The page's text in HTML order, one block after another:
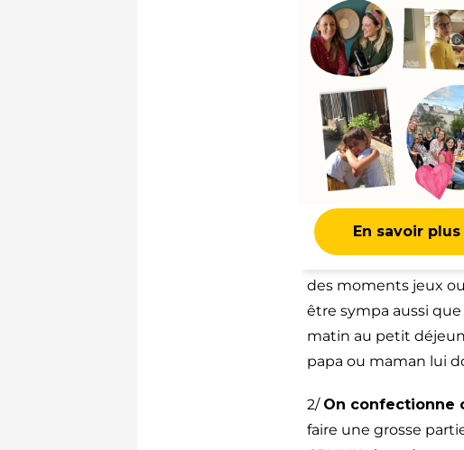
En savoir plus
des moments jeux
être sympa aussi
matin au petit
papa ou maman lui
2/ On confectionne
faire une grosse